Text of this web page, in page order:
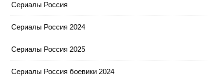
Сериалы Россия
Сериалы Россия 2024
Сериалы Россия 2025
Сериалы Россия боевики 2024